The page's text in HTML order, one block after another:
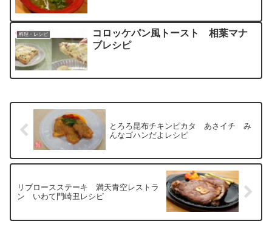
料理・レシピ
コロッケパン風トースト 相葉マナ
ブレシピ
とろろ昆布チキンピカタ あさイチ み
んなゴハンだよレシピ
リブロースステーキ 満天青空レストラ
ン いわて門崎丑レシピ